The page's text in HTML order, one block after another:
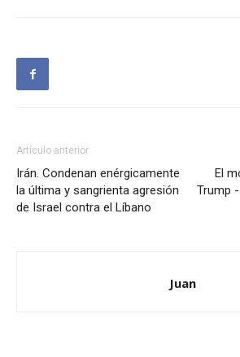
Artículo anterior
Irán. Condenan enérgicamente
la última y sangrienta agresión
de Israel contra el Líbano
El
Trump
Juan